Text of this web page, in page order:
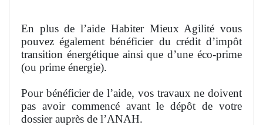
En plus de l’aide Habiter Mieux Agilité vous
pouvez également bénéficier du crédit d’impôt
transition énergétique ainsi que d’une éco-prime
(ou prime énergie).
Pour bénéficier de l’aide, vos travaux ne doivent
pas avoir commencé avant le dépôt de votre
dossier auprès de l’ANAH.